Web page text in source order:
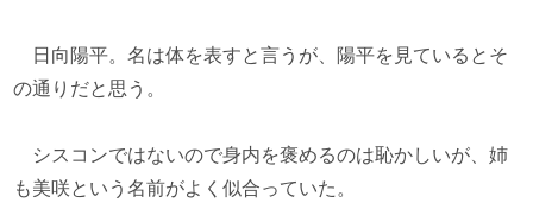
日向陽平。名は体を表すと言うが、陽平を見ているとそ
の通りだと思う。
シスコンではないので身内を褒めるのは恥かしいが、姉
も美咲という名前がよく似合っていた。